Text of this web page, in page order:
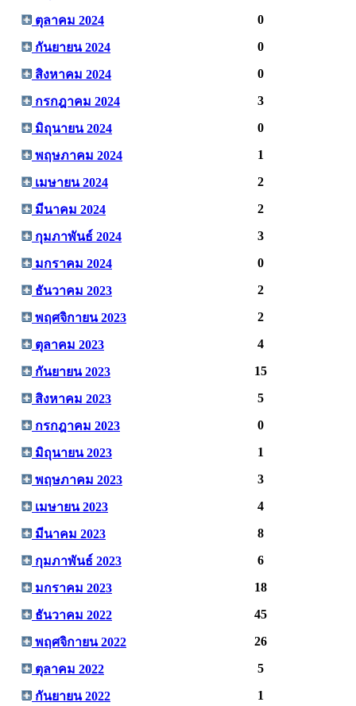
ตุลาคม 2024 0
กันยายน 2024 0
สิงหาคม 2024 0
กรกฎาคม 2024 3
มิถุนายน 2024 0
พฤษภาคม 2024 1
เมษายน 2024 2
มีนาคม 2024 2
กุมภาพันธ์ 2024 3
มกราคม 2024 0
ธันวาคม 2023 2
พฤศจิกายน 2023 2
ตุลาคม 2023 4
กันยายน 2023 15
สิงหาคม 2023 5
กรกฎาคม 2023 0
มิถุนายน 2023 1
พฤษภาคม 2023 3
เมษายน 2023 4
มีนาคม 2023 8
กุมภาพันธ์ 2023 6
มกราคม 2023 18
ธันวาคม 2022 45
พฤศจิกายน 2022 26
ตุลาคม 2022 5
กันยายน 2022 1